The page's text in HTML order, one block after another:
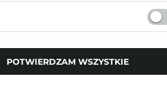
którzy kupili ten
POTWIERDZAM WSZYSTKIE